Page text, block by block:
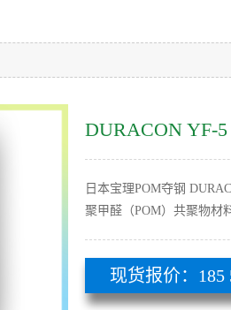
DURACON YF-
日本宝理POM夺钢
聚甲醛（POM）共聚物材
现货报价：185